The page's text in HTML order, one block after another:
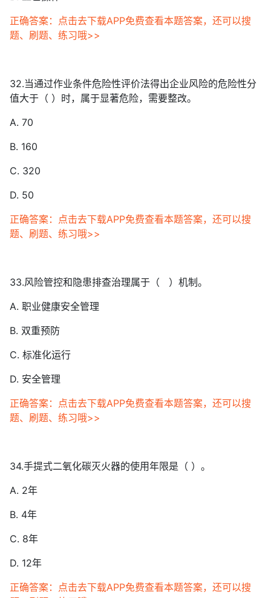
正确答案：点击去下载APP免费查看本题答案，还可以搜
题、刷题、练习哦>>
32.当通过作业条件危险性评价法得出企业风险的危险性分
值大于（ ）时，属于显著危险，需要整改。
A. 70
B. 160
C. 320
D. 50
正确答案：点击去下载APP免费查看本题答案，还可以搜
题、刷题、练习哦>>
33.风险管控和隐患排查治理属于（ ）机制。
A. 职业健康安全管理
B. 双重预防
C. 标准化运行
D. 安全管理
正确答案：点击去下载APP免费查看本题答案，还可以搜
题、刷题、练习哦>>
34.手提式二氧化碳灭火器的使用年限是（ ）。
A. 2年
B. 4年
C. 8年
D. 12年
正确答案：点击去下载APP免费查看本题答案，还可以搜